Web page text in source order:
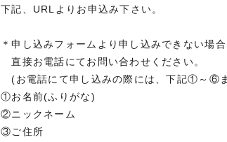
下記、URLよりお申込み下さい。
＊申し込みフォームより申し込みできない場合
直接お電話にてお問い合わせください。
(お電話にて申し込みの際には、下記①～⑥
①お名前(ふりがな)
②ニックネーム
③ご住所